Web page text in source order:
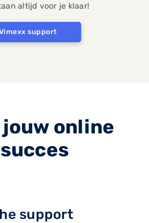
altijd voor je klaar!
support
online
succes
support